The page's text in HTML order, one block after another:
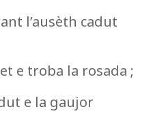
l’ausèth cadut
e troba la rosada ;
e la gaujor